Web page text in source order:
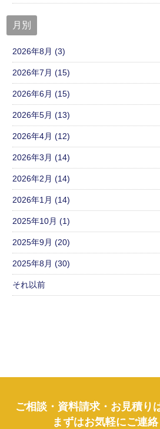
月別
2026年8月 (3)
2026年7月 (15)
2026年6月 (15)
2026年5月 (13)
2026年4月 (12)
2026年3月 (14)
2026年2月 (14)
2026年1月 (14)
2025年10月 (1)
2025年9月 (20)
2025年8月 (30)
それ以前
ご相談・資料請求・お見積り
まずはお気軽にご連絡